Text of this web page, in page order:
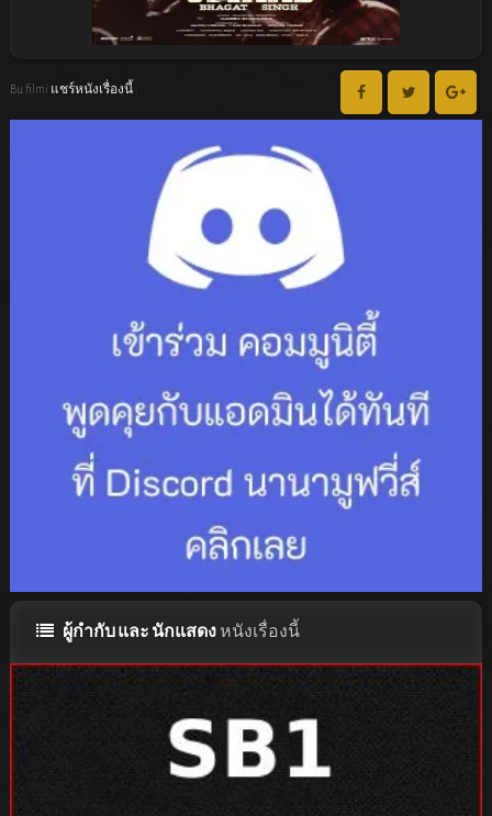
Bu filmi แชร์หนังเรื่องนี้ :
ผู้กำกับ และ นักแสดงหนังเรื่องนี้